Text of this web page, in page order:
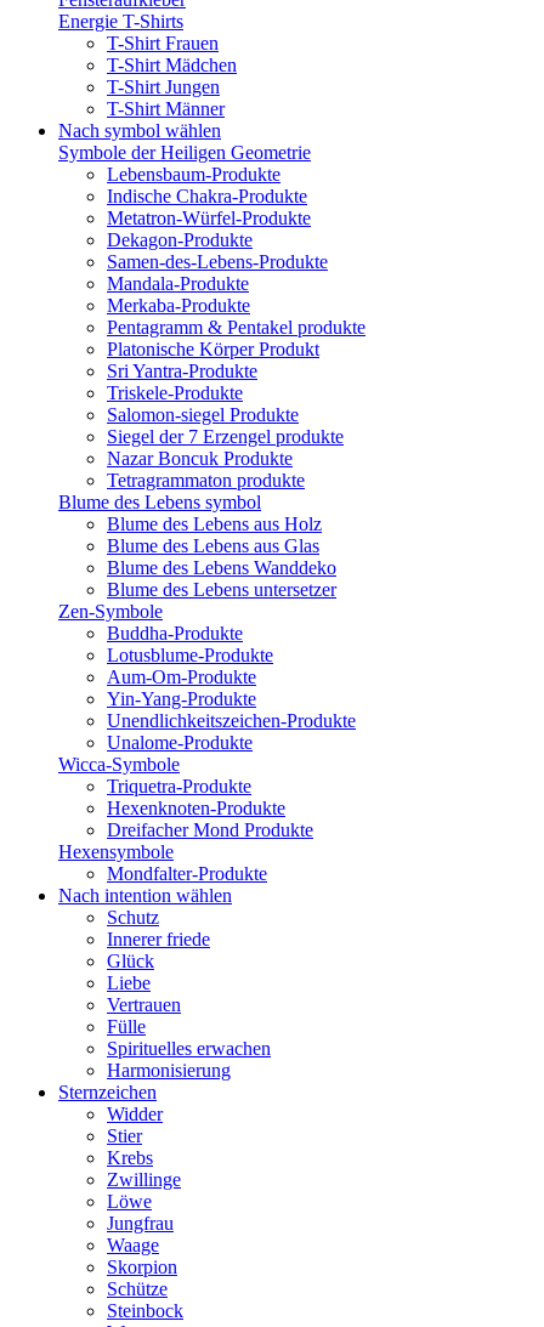
Energie T-Shirts
T-Shirt Frauen
T-Shirt Mädchen
T-Shirt Jungen
T-Shirt Männer
Nach symbol wählen
Symbole der Heiligen Geometrie
Lebensbaum-Produkte
Indische Chakra-Produkte
Metatron-Würfel-Produkte
Dekagon-Produkte
Samen-des-Lebens-Produkte
Mandala-Produkte
Merkaba-Produkte
Pentagramm & Pentakel produkte
Platonische Körper Produkt
Sri Yantra-Produkte
Triskele-Produkte
Salomon-siegel Produkte
Siegel der 7 Erzengel produkte
Nazar Boncuk Produkte
Tetragrammaton produkte
Blume des Lebens symbol​
Blume des Lebens aus Holz
Blume des Lebens aus Glas
Blume des Lebens Wanddeko
Blume des Lebens untersetzer
Zen-Symbole
Buddha-Produkte
Lotusblume-Produkte
Aum-Om-Produkte
Yin-Yang-Produkte
Unendlichkeitszeichen-Produkte
Unalome-Produkte
Wicca-Symbole
Triquetra-Produkte
Hexenknoten-Produkte
Dreifacher Mond Produkte
Hexensymbole
Mondfalter-Produkte
Nach intention wählen
Schutz
Innerer friede
Glück
Liebe
Vertrauen
Fülle
Spirituelles erwachen
Harmonisierung
Sternzeichen
Widder
Stier
Krebs
Zwillinge
Löwe
Jungfrau
Waage
Skorpion
Schütze
Steinbock